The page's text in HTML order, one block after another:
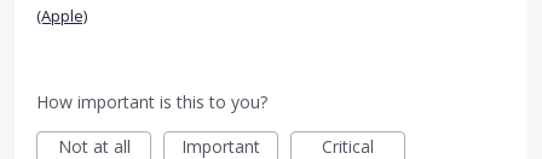
(Apple)
How important is this to you?
Not at all
Important Critical